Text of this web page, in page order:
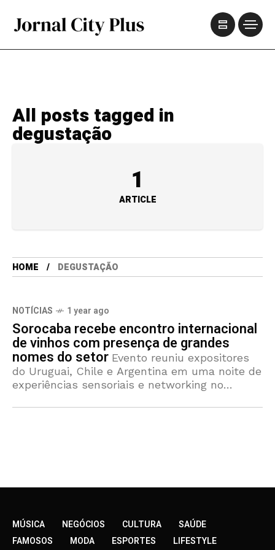
All posts tagged in
degustação
1
ARTICLE
HOME DEGUSTAÇÃO
NOTÍCIAS 1 year ago
Sorocaba recebe encontro internacional
de vinhos com presença de grandes
nomes do setor Evento reuniu expositores
do Uruguai, Chile e Argentina em uma noite de
experiências sensoriais e networking no
de Sorocaba (SP)
MÚSICA NEGÓCIOS CULTURA
SAÚDE
FAMOSOS
MODA ESPORTES LIFESTYLE